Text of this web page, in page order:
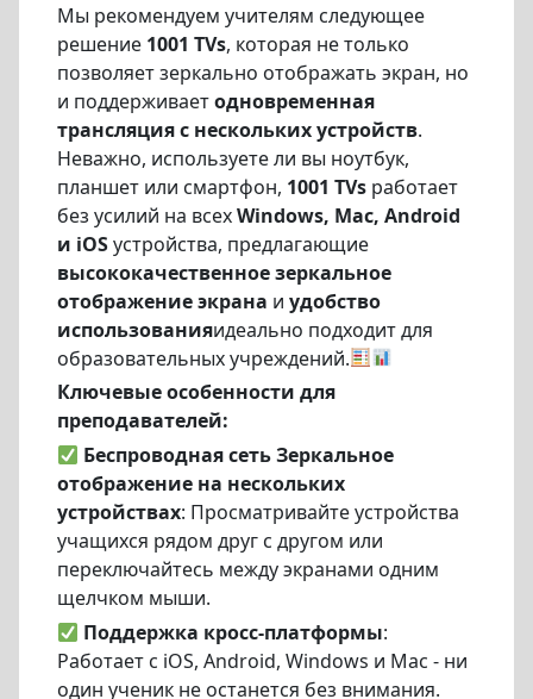
Мы рекомендуем учителям следующее
решение 1001 TVs, которая не только
позволяет зеркально отображать экран, но
и поддерживаетодновременная
трансляция с нескольких устройств.
Неважно, используете ли вы ноутбук,
планшет или смартфон, 1001 TVs работает
без усилий на всехWindows, Mac, Android
и iOSустройства, предлагающие
высококачественное зеркальное
отображение экрана и удобство
использованияидеально подходит для
образовательных учреждений.
Ключевые особенности для
преподавателей:
Беспроводная сетьЗеркальное
отображение на нескольких
устройствах: Просматривайте устройства
учащихся рядом друг с другом или
переключайтесь между экранами одним
щелчком мыши.
Поддержка кросс-платформы:
Работает с iOS, Android, Windows и Mac - ни
один ученик не останется без внимания.